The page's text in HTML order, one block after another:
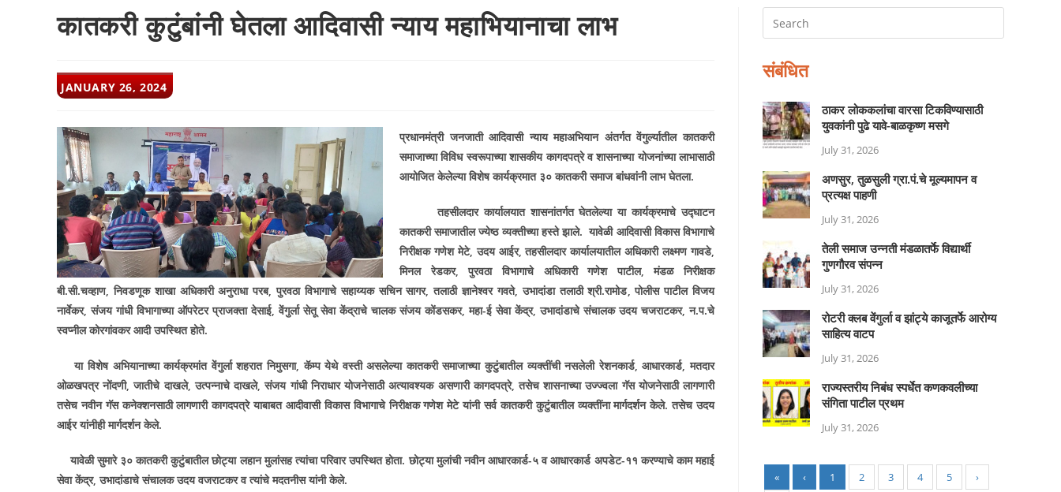
कातकरी कुटुंबांनी घेतला आदिवासी न्याय महाभियानाचा लाभ
POST
PUBLISHED:
JANUARY 26, 2024
प्रधानमंत्री जनजाती आदिवासी न्याय महाअभियान अंतर्गत वेंगुर्ल्यातील कातकरी
समाजाच्या विविध स्वरूपाच्या शासकीय कागदपत्रे व शासनाच्या योजनांच्या लाभासाठी
आयोजित केलेल्या विशेष कार्यक्रमात ३० कातकरी समाज बांधवांनी लाभ घेतला.
तहसीलदार कार्यालयात शासनांतर्गत घेतलेल्या या कार्यक्रमाचे उद्घाटन
कातकरी समाजातील ज्येष्ठ व्यक्तीच्या हस्ते झाले. यावेळी आदिवासी विकास विभागाचे
निरीक्षक गणेश मेटे,उदय आईर,तहसीलदार कार्यालयातील अधिकारी लक्ष्मण गावडे,
मिनल रेडकर,पुरवठा विभागाचे अधिकारी गणेश पाटील,मंडळ निरीक्षक
बी.सी.चव्हाण, निवडणूक शाखा अधिकारी अनुराधा परब,पुरवठा विभागाचे सहाय्यक सचिन सागर,तलाठी ज्ञानेश्वर गवते,उभादांडा तलाठी श्री.रामोड,पोलीस पाटील विजय
नार्वेकर,संजय गांधी विभागाच्या ऑपरेटर प्राजक्ता देसाई,वेंगुर्ला सेतू सेवा केंद्राचे चालक संजय कोंडसकर,महा-ई सेवा केंद्र,उभादांडाचे संचालक उदय चजराटकर,न.प.चे
स्वप्नील कोरगांवकर आदी उपस्थित होते.
या विशेष अभियानाच्या कार्यक्रमांत वेंगुर्ला शहरात निमुसगा,कॅम्प येथे वस्ती असलेल्या कातकरी समाजाच्या कुटुंबातील व्यक्तींची नसलेली रेशनकार्ड,आधारकार्ड,मतदार
ओळखपत्र नोंदणी,जातीचे दाखले,उत्पन्नाचे दाखले,संजय गांधी निराधार योजनेसाठी अत्यावश्यक असणारी कागदपत्रे,तसेच शासनाच्या उज्ज्वला गॅस योजनेसाठी लागणारी
तसेच नवीन गॅस कनेक्शनसाठी लागणारी कागदपत्रे याबाबत आदीवासी विकास विभागाचे निरीक्षक गणेश मेटे यांनी सर्व कातकरी कुटुंबातील व्यक्तींना मार्गदर्शन केले. तसेच उदय
आईर यांनीही मार्गदर्शन केले.
यावेळी सुमारे ३० कातकरी कुटुंबातील छोट्या लहान मुलांसह त्यांचा परिवार उपस्थित होता. छोट्या मुलांची नवीन आधारकार्ड-५ व आधारकार्ड अपडेट-११ करण्याचे काम महाई
सेवा केंद्र,उभादांडाचे संचालक उदय वजराटकर व त्यांचे मदतनीस यांनी केले.
संबंधित
ठाकर लोककलांचा वारसा टिकविण्यासाठी
युवकांनी पुढे यावे-बाळकृष्ण मसगे
July 31, 2026
अणसुर, तुळसुली ग्रा.पं.चे मूल्यमापन व
प्रत्यक्ष पाहणी
July 31, 2026
तेली समाज उन्नती मंडळातर्फे विद्यार्थी
गुणगौरव संपन्न
July 31, 2026
रोटरी क्लब वेंगुर्ला व झांट्ये काजूतर्फे आरोग्य
साहित्य वाटप
July 31, 2026
राज्यस्तरीय निबंध स्पर्धेत कणकवलीच्या
संगिता पाटील प्रथम
July 31, 2026
« ‹ 1 2 3 4 5
›